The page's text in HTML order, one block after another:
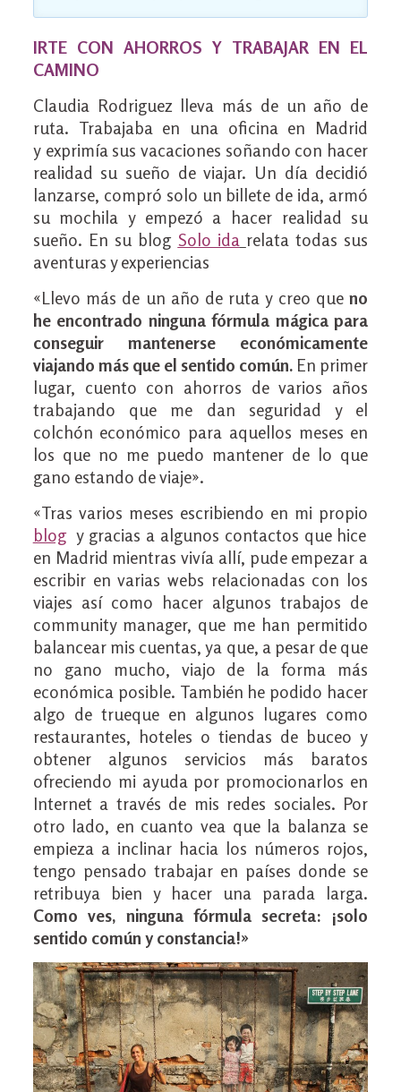
IRTE CON AHORROS Y TRABAJAR EN EL
CAMINO
Claudia Rodriguez lleva más de un año de
ruta. Trabajaba en una oficina en Madrid
y exprimía sus vacaciones soñando con hacer
realidad su sueño de viajar. Un día decidió
lanzarse, compró solo un billete de ida, armó
su mochila y empezó a hacer realidad su
sueño. En su blog Solo ida relata todas sus
aventuras y experiencias
«Llevo más de un año de ruta y creo queno
he encontrado ninguna fórmula mágica para
conseguir mantenerse económicamente
viajando más que el sentido común. En primer
lugar, cuento con ahorros de varios años
trabajando que me dan seguridad y el
colchón económico para aquellos meses en
los que no me puedo mantener de lo que
gano estando de viaje».
«Tras varios meses escribiendo en mi propio
blogy gracias a algunos contactos que hice
en Madrid mientras vivía allí, pude empezar a
escribir en varias webs relacionadas con los
viajes así como hacer algunos trabajos de
community manager, que me han permitido
balancear mis cuentas, ya que, a pesar de que
no gano mucho, viajo de la forma más
económica posible. También he podido hacer
algo de trueque en algunos lugares como
restaurantes, hoteles o tiendas de buceo y
obtener algunos servicios más baratos
ofreciendo mi ayuda por promocionarlos en
Internet a través de mis redes sociales. Por
otro lado, en cuanto vea que la balanza se
empieza a inclinar hacia los números rojos,
tengo pensado trabajar en países donde se
retribuya bien y hacer una parada larga.
Como ves, ninguna fórmula secreta: ¡solo
sentido común y constancia!»